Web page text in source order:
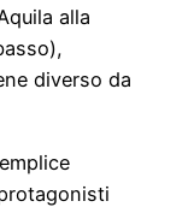
alla
diverso da